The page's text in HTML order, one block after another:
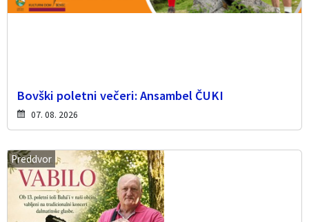
Bovški poletni večeri: Ansambel ČUKI
07. 08. 2026
Preddvor